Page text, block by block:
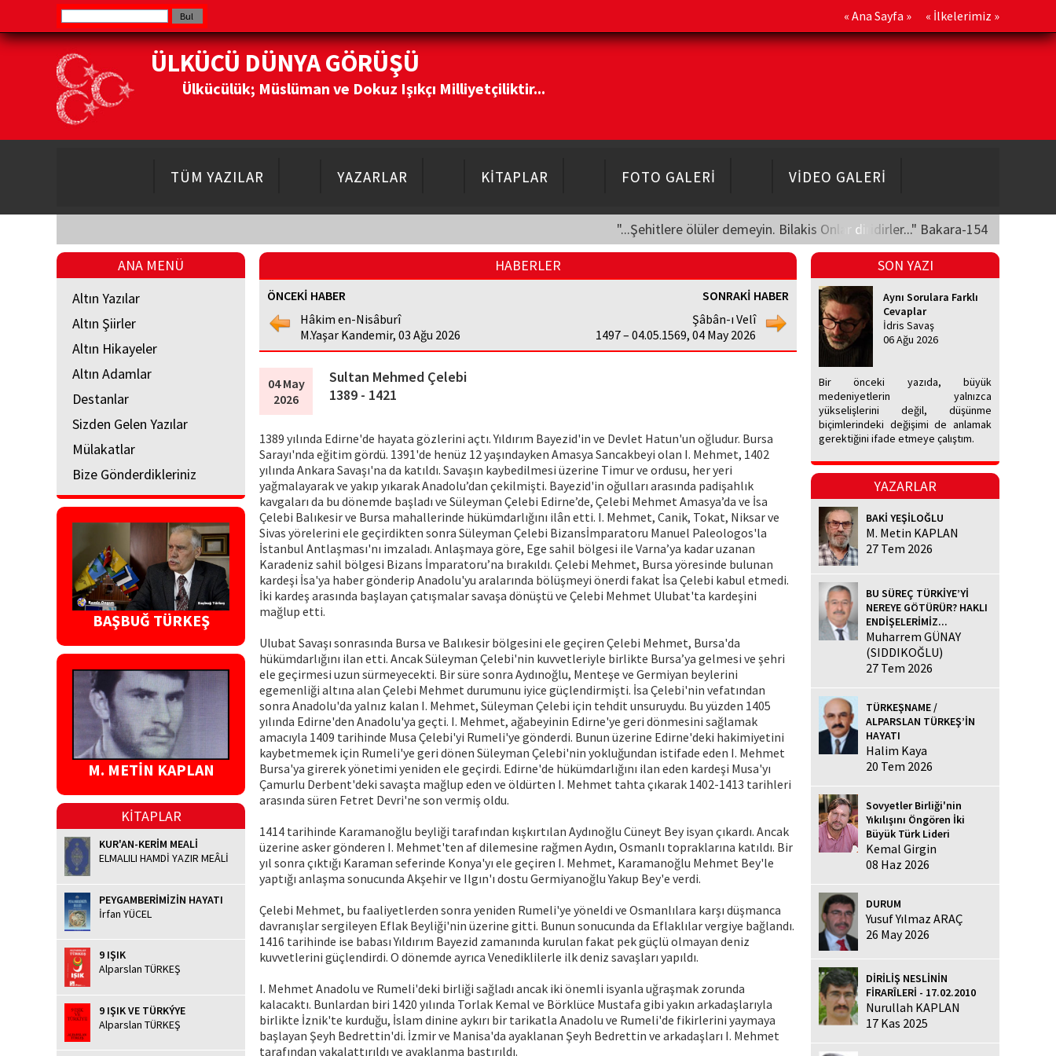
« Ana Sayfa » « İlkelerimiz »
ÜLKÜCÜ DÜNYA GÖRÜŞÜ
Ülkücülük; Müslüman ve Dokuz Işıkçı Milliyetçiliktir...
TÜM YAZILAR YAZARLAR KİTAPLAR FOTO GALERİ VİDEO GALERİ
"...Şehitlere ölüler demeyin. Bilakis Onlar diridirler..." Bakara-154
ANA MENÜ
Altın Yazılar
Altın Şiirler
Altın Hikayeler
Altın Adamlar
Destanlar
Sizden Gelen Yazılar
Mülakatlar
Bize Gönderdikleriniz
BAŞBUĞ TÜRKEŞ
M. METİN KAPLAN
KİTAPLAR
KUR'AN-KERİM MEALİ
ELMALILI HAMDİ YAZIR MEÂLİ
PEYGAMBERİMİZİN HAYATI
İrfan YÜCEL
9 IŞIK
Alparslan TÜRKEŞ
9 IŞIK VE TÜRKÝYE
Alparslan TÜRKEŞ
HABERLER
ÖNCEKİ HABER
Hâkim en-Nisâburî
M.Yaşar Kandemir, 03 Ağu 2026
SONRAKİ HABER
Şâbân-ı Velî
1497 – 04.05.1569, 04 May 2026
04 May
2026
Sultan Mehmed Çelebi
1389 - 1421
1389 yılında Edirne'de hayata gözlerini açtı. Yıldırım Bayezid'in ve Devlet Hatun'un oğludur. Bursa
Sarayı'nda eğitim gördü. 1391'de henüz 12 yaşındayken Amasya Sancakbeyi olan I. Mehmet, 1402
yılında Ankara Savaşı'na da katıldı. Savaşın kaybedilmesi üzerine Timur ve ordusu, her yeri
yağmalayarak ve yakıp yıkarak Anadolu’dan çekilmişti. Bayezid'in oğulları arasında padişahlık
kavgaları da bu dönemde başladı ve Süleyman Çelebi Edirne’de, Çelebi Mehmet Amasya’da ve İsa
Çelebi Balıkesir ve Bursa mahallerinde hükümdarlığını ilân etti. I. Mehmet, Canik, Tokat, Niksar ve
Sivas yörelerini ele geçirdikten sonra Süleyman Çelebi Bizansİmparatoru Manuel Paleologos'la
İstanbul Antlaşması'nı imzaladı. Anlaşmaya göre, Ege sahil bölgesi ile Varna’ya kadar uzanan
Karadeniz sahil bölgesi Bizans İmparatoru’na bırakıldı. Çelebi Mehmet, Bursa yöresinde bulunan
kardeşi İsa'ya haber gönderip Anadolu'yu aralarında bölüşmeyi önerdi fakat İsa Çelebi kabul etmedi.
İki kardeş arasında başlayan çatışmalar savaşa dönüştü ve Çelebi Mehmet Ulubat'ta kardeşini
mağlup etti.
Ulubat Savaşı sonrasında Bursa ve Balıkesir bölgesini ele geçiren Çelebi Mehmet, Bursa'da
hükümdarlığını ilan etti. Ancak Süleyman Çelebi'nin kuvvetleriyle birlikte Bursa’ya gelmesi ve şehri
ele geçirmesi uzun sürmeyecekti. Bir süre sonra Aydınoğlu, Menteşe ve Germiyan beylerini
egemenliği altına alan Çelebi Mehmet durumunu iyice güçlendirmişti. İsa Çelebi'nin vefatından
sonra Anadolu'da yalnız kalan I. Mehmet, Süleyman Çelebi için tehdit unsuruydu. Bu yüzden 1405
yılında Edirne'den Anadolu'ya geçti. I. Mehmet, ağabeyinin Edirne'ye geri dönmesini sağlamak
amacıyla 1409 tarihinde Musa Çelebi'yi Rumeli'ye gönderdi. Bunun üzerine Edirne'deki hakimiyetini
kaybetmemek için Rumeli'ye geri dönen Süleyman Çelebi'nin yokluğundan istifade eden I. Mehmet
Bursa'ya girerek yönetimi yeniden ele geçirdi. Edirne'de hükümdarlığını ilan eden kardeşi Musa'yı
Çamurlu Derbent'deki savaşta mağlup eden ve öldürten I. Mehmet tahta çıkarak 1402-1413 tarihleri
arasında süren Fetret Devri'ne son vermiş oldu.
1414 tarihinde Karamanoğlu beyliği tarafından kışkırtılan Aydınoğlu Cüneyt Bey isyan çıkardı. Ancak
üzerine asker gönderen I. Mehmet'ten af dilemesine rağmen Aydın, Osmanlı topraklarına katıldı. Bir
yıl sonra çıktığı Karaman seferinde Konya'yı ele geçiren I. Mehmet, Karamanoğlu Mehmet Bey'le
yaptığı anlaşma sonucunda Akşehir ve Ilgın'ı dostu Germiyanoğlu Yakup Bey'e verdi.
Çelebi Mehmet, bu faaliyetlerden sonra yeniden Rumeli'ye yöneldi ve Osmanlılara karşı düşmanca
davranışlar sergileyen Eflak Beyliği'nin üzerine gitti. Bunun sonucunda da Eflaklılar vergiye bağlandı.
1416 tarihinde ise babası Yıldırım Bayezid zamanında kurulan fakat pek güçlü olmayan deniz
kuvvetlerini güçlendirdi. O dönemde ayrıca Venediklilerle ilk deniz savaşları yapıldı.
I. Mehmet Anadolu ve Rumeli'deki birliği sağladı ancak iki önemli isyanla uğraşmak zorunda
kalacaktı. Bunlardan biri 1420 yılında Torlak Kemal ve Börklüce Mustafa gibi yakın arkadaşlarıyla
birlikte İznik'te kurduğu, İslam dinine aykırı bir tarikatla Anadolu ve Rumeli'de fikirlerini yaymaya
başlayan Şeyh Bedrettin'di. İzmir ve Manisa'da ayaklanan Şeyh Bedrettin ve arkadaşları I. Mehmet
tarafından yakalattırıldı ve ayaklanma bastırıldı.
SON YAZI
Aynı Sorulara Farklı
Cevaplar
İdris Savaş
06 Ağu 2026
Bir önceki yazıda, büyük
medeniyetlerin yalnızca
yükselişlerini değil, düşünme
biçimlerindeki değişimi de anlamak
gerektiğini ifade etmeye çalıştım.
YAZARLAR
BAKİ YEŞİLOĞLU
M. Metin KAPLAN
27 Tem 2026
BU SÜREÇ TÜRKİYE’Yİ
NEREYE GÖTÜRÜR? HAKLI
ENDİŞELERİMİZ...
Muharrem GÜNAY
(SIDDIKOĞLU)
27 Tem 2026
TÜRKEŞNAME /
ALPARSLAN TÜRKEŞ’İN
HAYATI
Halim Kaya
20 Tem 2026
Sovyetler Birliği'nin
Yıkılışını Öngören İki
Büyük Türk Lideri
Kemal Girgin
08 Haz 2026
DURUM
Yusuf Yılmaz ARAÇ
26 May 2026
DİRİLİŞ NESLİNİN
FİRARÎLERİ - 17.02.2010
Nurullah KAPLAN
17 Kas 2025